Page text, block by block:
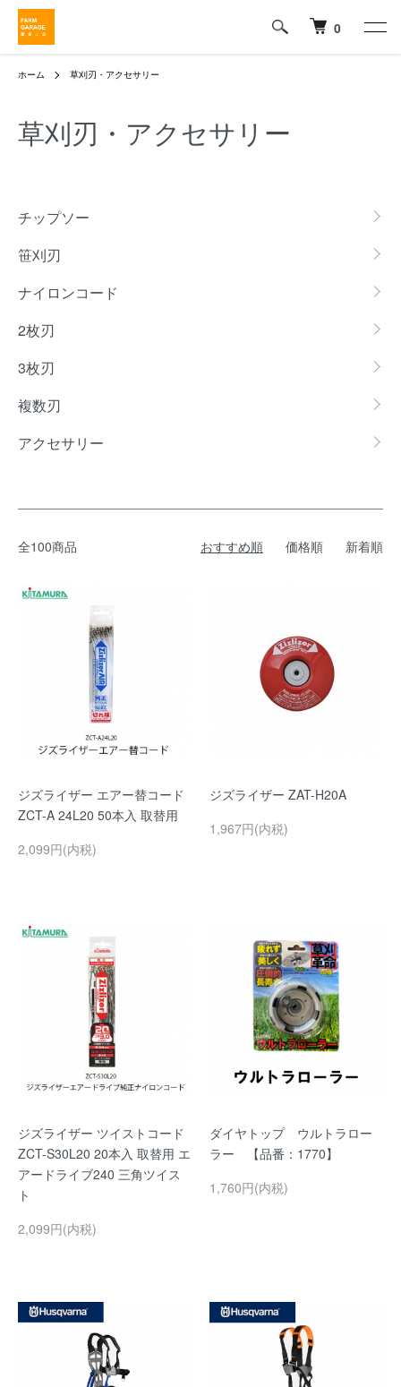
0
ホーム 草刈刃・アクセサリー
草刈刃・アクセサリー
チップソー
笹刈刃
ナイロンコード
2枚刃
3枚刃
複数刃
アクセサリー
全100商品 おすすめ順 価格順 新着順
ジズライザー エアー替コード
ZCT-A 24L20 50本入 取替用
2,099円(内税)
ジズライザー ZAT-H20A
1,967円(内税)
ジズライザー ツイストコード
ZCT-S30L20 20本入 取替用 エ
アードライブ240 三角ツイス
ト
2,099円(内税)
ダイヤトップ ウルトラロー
ラー 【品番：1770】
1,760円(内税)